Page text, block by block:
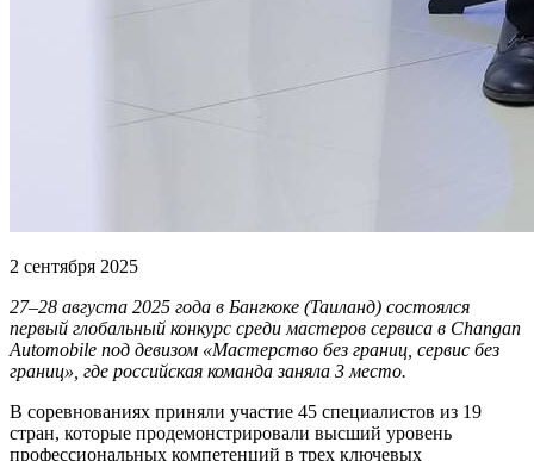
2 сентября 2025
27–28 августа 2025 года в Бангкоке (Таиланд) состоялся
первый глобальный конкурс среди мастеров сервиса в Changan
Automobile под девизом «Мастерство без границ, сервис без
границ», где российская команда заняла 3 место.
В соревнованиях приняли участие 45 специалистов из 19
стран, которые продемонстрировали высший уровень
профессиональных компетенций в трех ключевых